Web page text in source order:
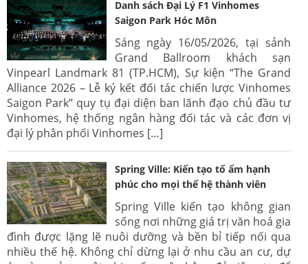
Danh sách Đại Lý F1 Vinhomes
Saigon Park Hóc Môn
Sáng ngày 16/05/2026, tại sảnh
Grand Ballroom khách sạn
Vinpearl Landmark 81 (TP.HCM), Sự kiện “The Grand
Alliance 2026 – Lễ ký kết đối tác chiến lược Vinhomes
Saigon Park” quy tụ đại diện ban lãnh đạo chủ đầu tư
Vinhomes, hệ thống ngân hàng đối tác và các đơn vị
đại lý phân phối Vinhomes […]
Spring Ville: Kiến tạo tổ ấm hạnh
phúc cho mọi thế hệ thành viên
Spring Ville kiến tạo không gian
sống nơi những giá trị văn hoá gia
đình được lặng lẽ nuôi dưỡng và bền bỉ tiếp nối qua
nhiều thế hệ. Không chỉ dừng lại ở nhu cầu an cư, dự